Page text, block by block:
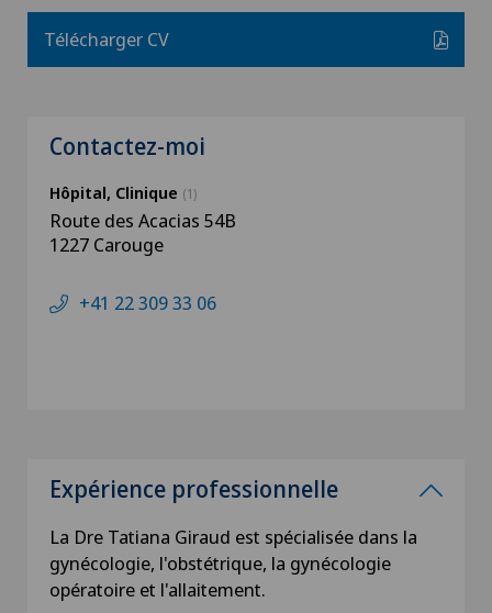
Télécharger CV
Contactez-moi
Hôpital, Clinique (1)
Route des Acacias 54B
1227 Carouge
+41 22 309 33 06
Expérience professionnelle
La Dre Tatiana Giraud est spécialisée dans la
gynécologie, l'obstétrique, la gynécologie
opératoire et l'allaitement.